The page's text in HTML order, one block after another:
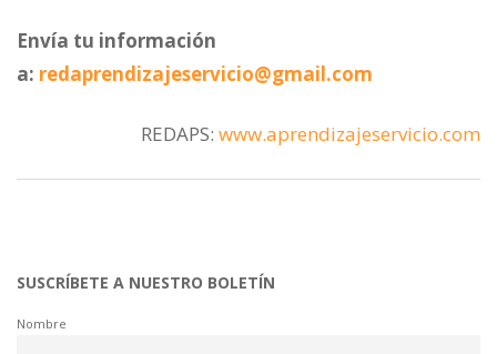
Envía tu información
a: redaprendizajeservicio@gmail.com
REDAPS: www.aprendizajeservicio.com
SUSCRÍBETE A NUESTRO BOLETÍN
Nombre